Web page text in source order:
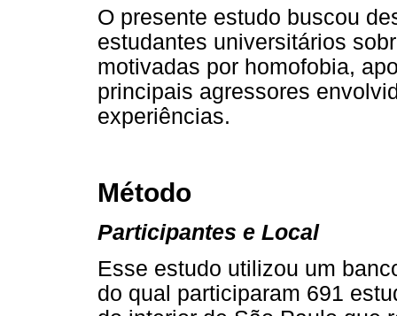
O presente estudo buscou
estudantes universitários
motivadas por homofobia,
principais agressores
experiências.
Método
Participantes e Local
Esse estudo utilizou um
do qual participaram 691